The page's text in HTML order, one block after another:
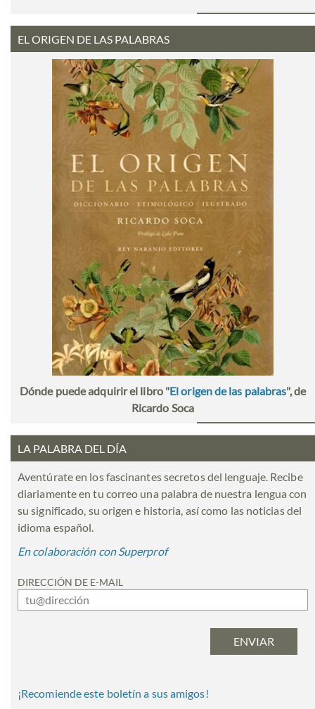
EL ORIGEN DE LAS PALABRAS
Dónde puede adquirir el libro "El origen de las palabras", de
Ricardo Soca
LA PALABRA DEL DÍA
Aventúrate en los fascinantes secretos del lenguaje. Recibe
diariamente en tu correo una palabra de nuestra lengua con
su significado, su origen e historia, así como las noticias del
idioma español.
En colaboración con Superprof
DIRECCIÓN DE E-MAIL
¡Recomiende este boletín a sus amigos!